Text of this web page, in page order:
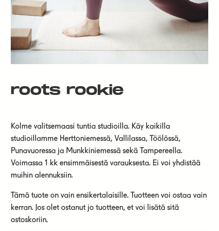
roots rookie
Kolme valitsemaasi tuntia studioilla. Käy kaikilla
studioillamme Herttoniemessä, Vallilassa, Töölössä,
Punavuoressa ja Munkkiniemessä sekä Tampereella.
Voimassa 1 kk ensimmäisestä varauksesta. Ei voi yhdistää
muihin alennuksiin.
Tämä tuote on vain ensikertalaisille. Tuotteen voi ostaa vain
kerran. Jos olet ostanut jo tuotteen, et voi lisätä sitä
ostoskoriin.